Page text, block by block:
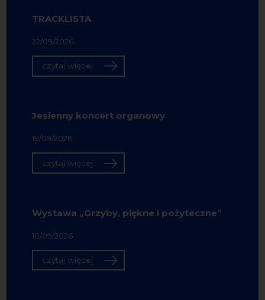
TRACKLISTA
22/09/2026
czytaj więcej
Jesienny koncert organowy
19/09/2026
czytaj więcej
Wystawa „Grzyby, piękne i pożyteczne”
10/09/2026
czytaj więcej